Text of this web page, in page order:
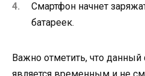
Смартфон начнет
батареек.
Важно отметить, что данный